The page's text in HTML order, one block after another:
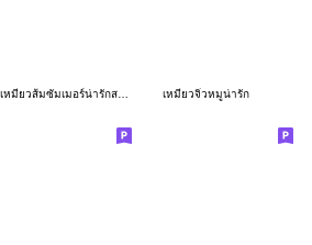
เหมียวส้มซัมเมอร์น่ารักสดใส เหมียวจิ๋วหมูน่ารัก